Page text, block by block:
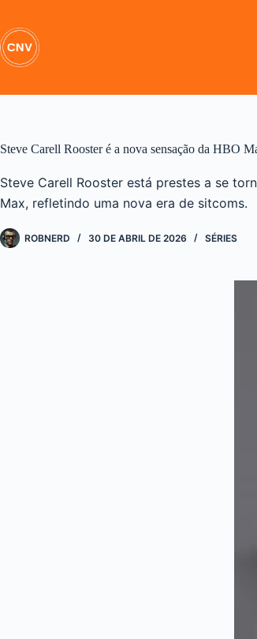
o
conteúdo
Steve Carell Rooster é a nova sensação da HBO
Steve Carell Rooster está prestes a se
Max, refletindo uma nova era de sitcoms.
ROBNERD 30 DE ABRIL DE 2026 SÉRIES